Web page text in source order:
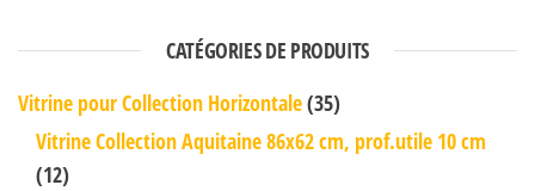
CATÉGORIES DE PRODUITS
Vitrine pour Collection Horizontale(35)
Vitrine Collection Aquitaine 86x62 cm, prof.utile 10 cm
(12)